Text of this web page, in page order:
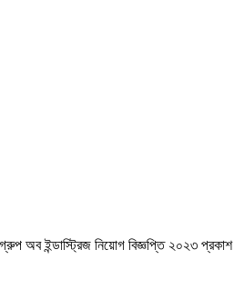
গ্রুপ অব ইন্ডাস্ট্রিজ নিয়োগ বিজ্ঞপ্তি ২০২৩